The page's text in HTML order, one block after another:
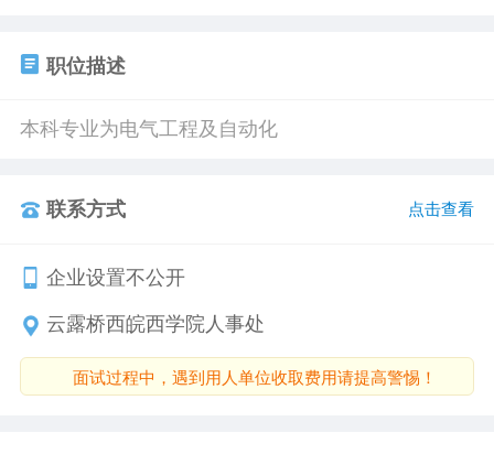
职位描述
本科专业为电气工程及自动化
联系方式 点击查看
企业设置不公开
云露桥西皖西学院人事处
面试过程中，遇到用人单位收取费用请提高警惕！